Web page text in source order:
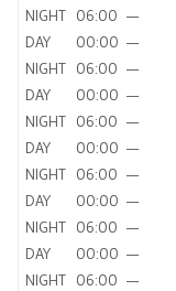
NIGHT 06:00 —
DAY
00:00 —
NIGHT 06:00 —
DAY
00:00 —
NIGHT 06:00 —
DAY
00:00 —
NIGHT 06:00 —
DAY
00:00 —
NIGHT 06:00 —
DAY
00:00 —
NIGHT 06:00 —